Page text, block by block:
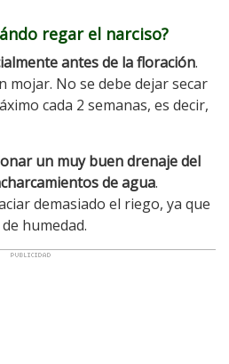
regar el narciso?
antes de la floración.
mojar. No se debe dejar secar
cada 2 semanas, es decir,
un muy buen drenaje del
de agua.
demasiado el riego, ya que
humedad.